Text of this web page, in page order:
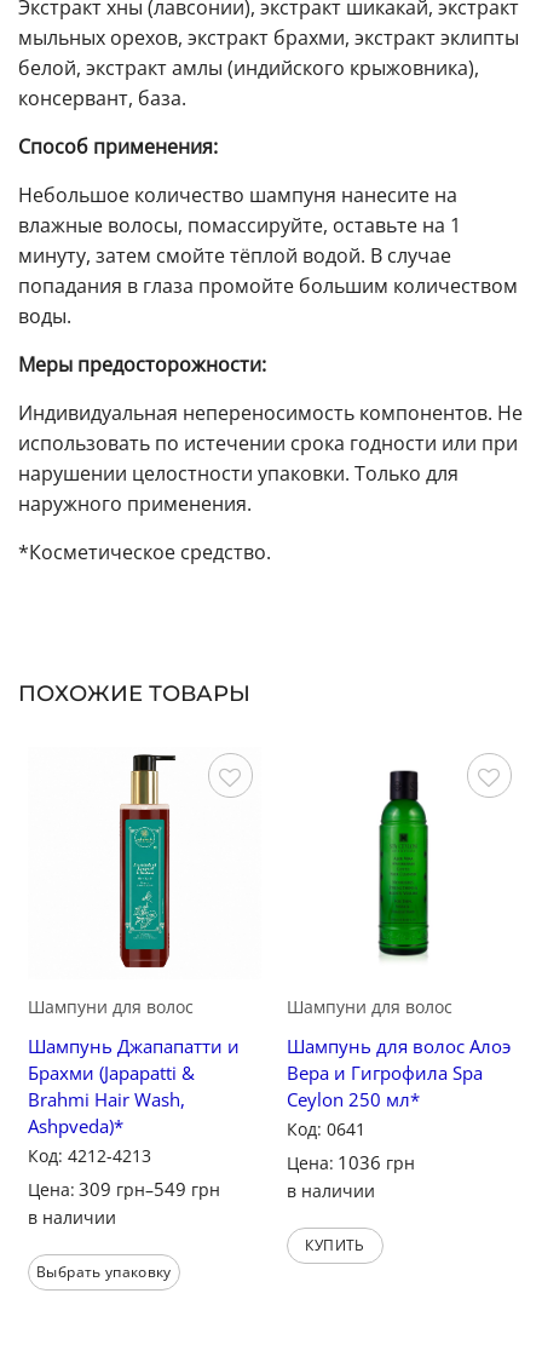
Экстракт хны (лавсонии), экстракт шикакай, экстракт
мыльных орехов, экстракт брахми, экстракт эклипты
белой, экстракт амлы (индийского крыжовника),
консервант, база.
Способ применения:
Небольшое количество шампуня нанесите на
влажные волосы, помассируйте, оставьте на 1
минуту, затем смойте тёплой водой. В случае
попадания в глаза промойте большим количеством
воды.
Меры предосторожности:
Индивидуальная непереносимость компонентов. Не
использовать по истечении срока годности или при
нарушении целостности упаковки. Только для
наружного применения.
*Косметическое средство.
ПОХОЖИЕ ТОВАРЫ
Сохранить
Шампуни для волос
Шампунь Джапапатти и
Брахми (Japapatti &
Brahmi Hair Wash,
Ashpveda)*
Код: 4212-4213
Цена: 309 грн–549 грн
в наличии
Выбрать упаковку
Сохранить
Шампуни для волос
Шампунь для волос Алоэ
Вера и Гигрофила Spa
Ceylon 250 мл*
Код: 0641
Цена: 1036 грн
в наличии
КУПИТЬ